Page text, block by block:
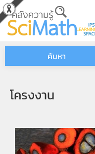
Skip to main content
ค้นหา
โครงงาน